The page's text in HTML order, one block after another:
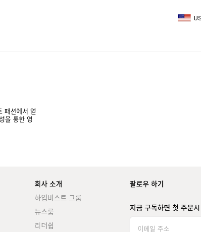
패션에서 얻
을 통한 영
회사 소개
하입비스트 그룹
뉴스룸
리더쉽
팔로우 하기
지금 구독하면 첫 주문